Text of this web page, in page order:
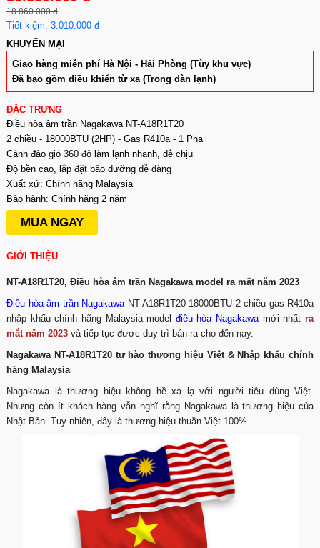
18.860.000 đ
Tiết kiệm: 3.010.000 đ
KHUYẾN MẠI
Giao hàng miễn phí Hà Nội - Hải Phòng (Tùy khu vực)
Đã bao gồm điều khiển từ xa (Trong dàn lạnh)
ĐẶC TRƯNG
Điều hòa âm trần Nagakawa NT-A18R1T20
2 chiều - 18000BTU (2HP) - Gas R410a - 1 Pha
Cánh đảo gió 360 độ làm lạnh nhanh, dễ chịu
Độ bền cao, lắp đặt bảo dưỡng dễ dàng
Xuất xứ: Chính hãng Malaysia
Bảo hành: Chính hãng 2 năm
MUA NGAY
GIỚI THIỆU
NT-A18R1T20, Điều hòa âm trần Nagakawa model ra mắt năm 2023
Điều hòa âm trần NagakawaNT-A18R1T20 18000BTU 2 chiều gas R410a
nhập khẩu chính hãng Malaysia model điều hòa Nagakawamới nhấtra
mắt năm 2023 và tiếp tục được duy trì bán ra cho đến nay.
Nagakawa NT-A18R1T20 tự hào thương hiệu Việt & Nhập khẩu chính
hãng Malaysia
Nagakawa là thương hiệu không hề xa lạ với người tiêu dùng Việt.
Nhưng còn ít khách hàng vẫn nghĩ rằng Nagakawa là thương hiệu của
Nhật Bản. Tuy nhiên, đây là thương hiệu thuần Việt 100%.